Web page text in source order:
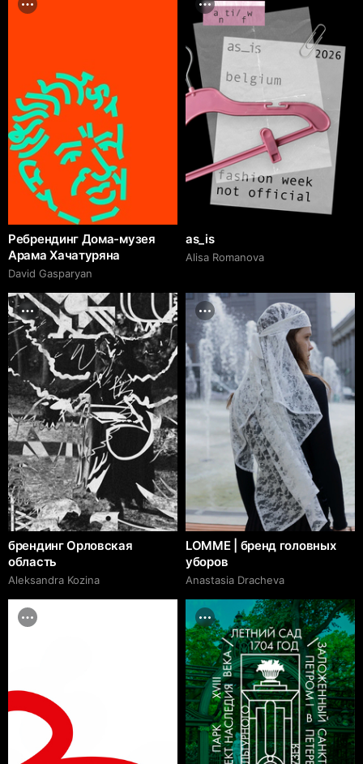
Ребрендинг Дома-музея
Арама Хачатуряна
David Gasparyan
as_is
Alisa Romanova
брендинг Орловская
область
Aleksandra Kozina
LOMME | бренд головных
уборов
Anastasia Dracheva